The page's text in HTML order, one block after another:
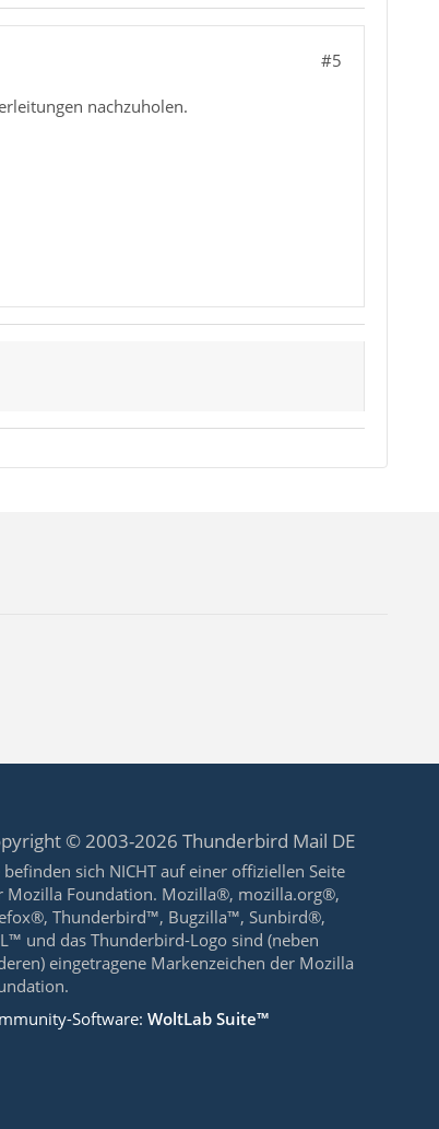
#5
nachzuholen.
© 2003-2026 Thunderbird Mail DE
befinden sich NICHT auf einer offiziellen Seite
Mozilla Foundation. Mozilla®, mozilla.org®,
Thunderbird™, Bugzilla™, Sunbird®,
und das Thunderbird-Logo sind (neben
eingetragene Markenzeichen der Mozilla
Software:WoltLab Suite™